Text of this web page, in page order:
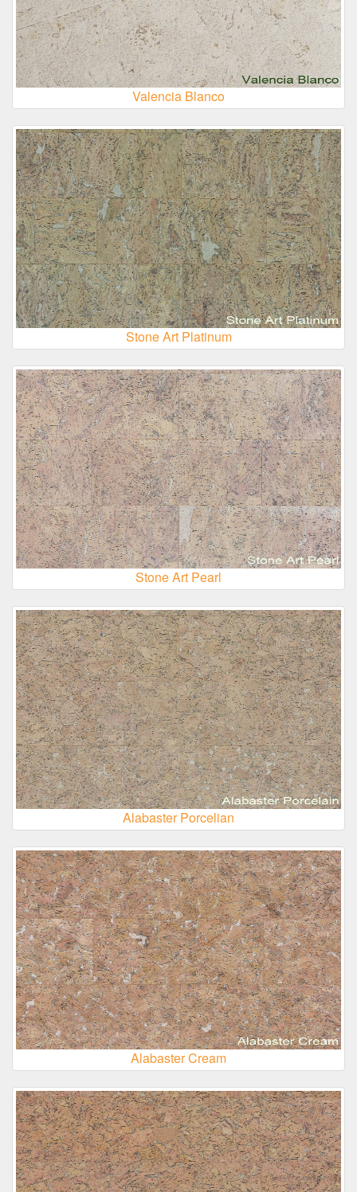
Valencia Blanco
Stone Art Platinum
Stone Art Pearl
Alabaster Porcelian
Alabaster Cream